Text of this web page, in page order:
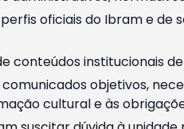
oficiais do Ibram e de
conteúdos institucionais
objetivos,
cultural e às